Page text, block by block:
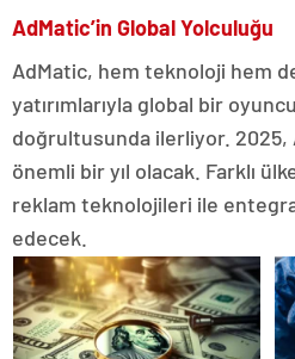
AdMatic’in Global Yolculuğu
AdMatic, hem teknoloji hem
yatırımlarıyla global bir
doğrultusunda ilerliyor. 2025,
önemli bir yıl olacak. Farklı
reklam teknolojileri ile
edecek.